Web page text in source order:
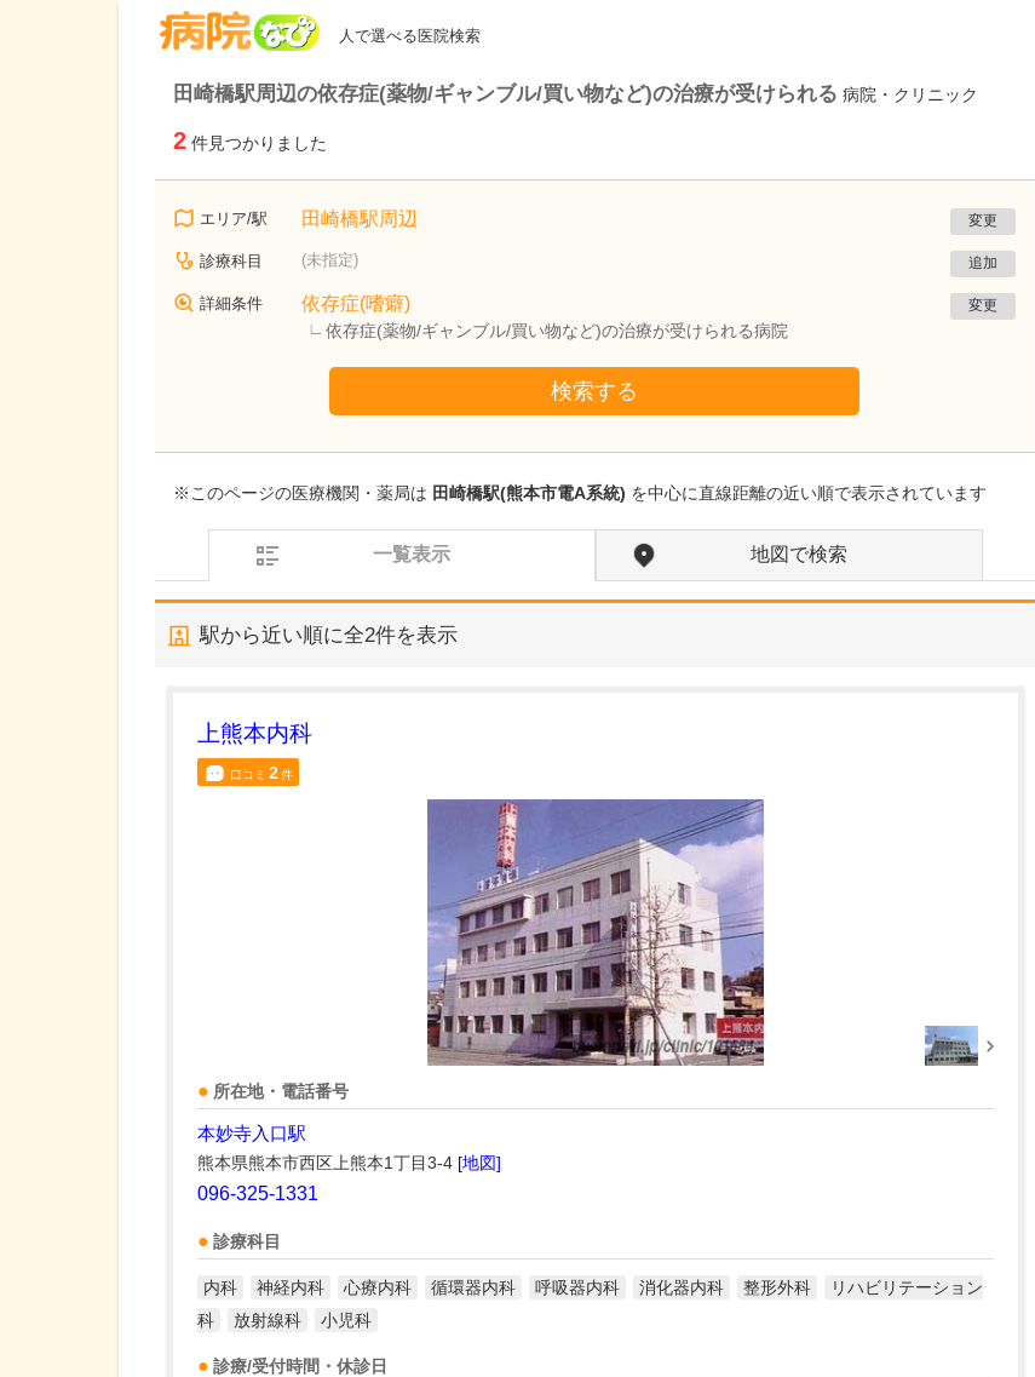
人で選べる医院検索
田崎橋駅周辺の依存症(薬物/ギャンブル/買い物など)の治療が受けられる 病院・クリニック
2 件見つかりました
エリア/駅 田崎橋駅周辺 変更
診療科目 (未指定) 追加
詳細条件 依存症(嗜癖)
依存症(薬物/ギャンブル/買い物など)の治療が受けられる病院
変更
検索する
※このページの医療機関・薬局は 田崎橋駅(熊本市電A系統) を中心に直線距離の近い順で表示されています
一覧表示 地図で検索
駅から近い順に全2件を表示
上熊本内科
口コミ 2件
所在地・電話番号
本妙寺入口駅
熊本県熊本市西区上熊本1丁目3-4 [地図]
096-325-1331
診療科目
内科 神経内科 心療内科 循環器内科 呼吸器内科 消化器内科 整形外科
リハビリテーション
科
放射線科 小児科
診療/受付時間・休診日
たかしお内科ハートクリニック
高潮 征爾院長取材記事
たのにはどのような理由があったのでしょうか?
心不全という病気は発症
すると治ることはなく、
度…